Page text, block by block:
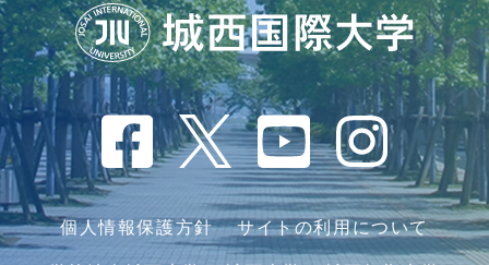
個人情報保護方針 サイトの利用について